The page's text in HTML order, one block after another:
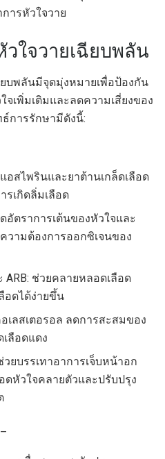
ารหัวใจวาย
วใจวายเฉียบพลัน
บพลันมีจุดมุ่งหมายเพื่อป้องกัน
จเพิ่มเติมและลดความเสี่ยงของ
การรักษามีดังนี้:
อสไพรินและยาต้านเกล็ดเลือด
รเกิดลิ่มเลือด
อัตราการเต้นของหัวใจและ
วามต้องการออกซิเจนของ
ARB: ช่วยคลายหลอดเลือด
อดได้ง่ายขึ้น
เลสเตอรอล ลดการสะสมของ
ลือดแดง
ยบรรเทาอาการเจ็บหน้าอก
ดหัวใจคลายตัวและปรับปรุง
–